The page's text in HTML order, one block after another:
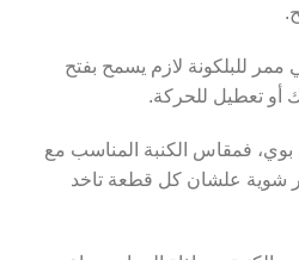
للبلكونة لازم يسمح بفتح
أو تعطيل للحركة.
فمقاس الكنبة المناسب مع
شوية علشان كل قطعة تاخد